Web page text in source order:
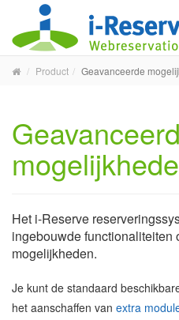
Product Geavanceerde
Het i-Reserve
ingebouwde functionaliteiten
mogelijkheden.
Je kunt de standaard
het aanschaffen van extra